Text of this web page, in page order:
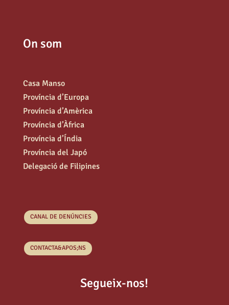
On som
Casa Manso
Província d’Europa
Província d’Amèrica
Província d’Àfrica
Província d’Índia
Província del Japó
Delegació de Filipines
CANAL DE DENÚNCIES
CONTACTA&APOS;NS
Segueix-nos!